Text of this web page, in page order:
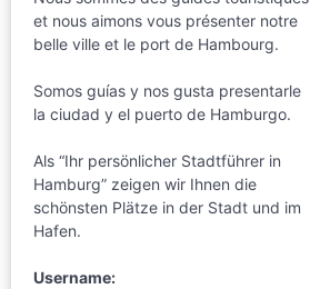
et nous aimons vous présenter notre
belle ville et le port de Hambourg.
Somos guías y nos gusta presentarle
la ciudad y el puerto de Hamburgo.
Als “Ihr persönlicher Stadtführer in
Hamburg” zeigen wir Ihnen die
schönsten Plätze in der Stadt und im
Hafen.
Username: